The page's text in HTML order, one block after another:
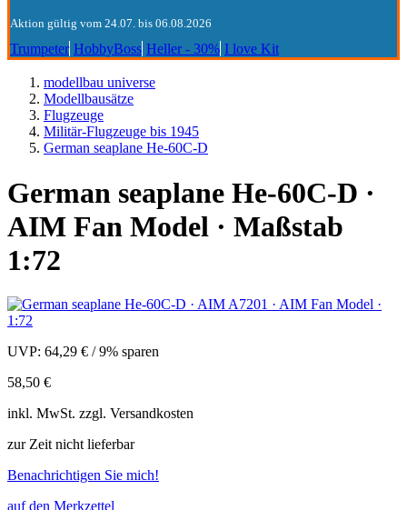
Aktion gültig vom 24.07. bis 06.08.2026
Trumpeter HobbyBoss Heller - 30% I love Kit
modellbau universe
Modellbausätze
Flugzeuge
Militär-Flugzeuge bis 1945
German seaplane He-60C-D
German seaplane He-60C-D ·
AIM Fan Model · Maßstab
1:72
UVP: 64,29 € /9% sparen
58,50 €
inkl. MwSt. zzgl. Versandkosten
zur Zeit nicht lieferbar
Benachrichtigen Sie mich!
auf den Merkzettel